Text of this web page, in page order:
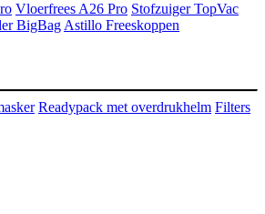
Vloerfrees A26 Pro Stofzuiger TopVac
BigBag Astillo Freeskoppen
Readypack met overdrukhelm Filters